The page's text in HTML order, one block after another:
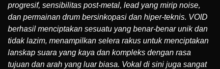
progresif, sensibilitas post-metal, lead yang mirip noise,
dan permainan drum bersinkopasi dan hiper-teknis. VOID
berhasil menciptakan sesuatu yang benar-benar unik dan
tidak lazim, menampilkan selera rakus untuk menciptakan
lanskap suara yang kaya dan kompleks dengan rasa
tujuan dan arah yang luar biasa. Vokal di sini juga sangat